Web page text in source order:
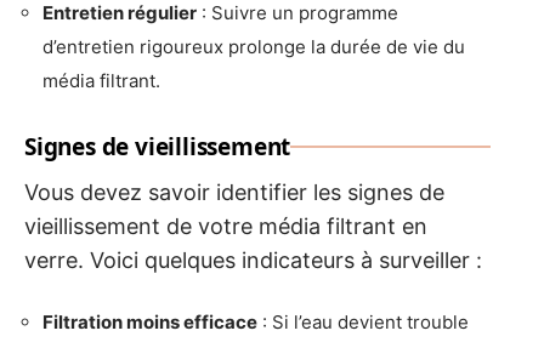
Entretien régulier : Suivre un programme
d’entretien rigoureux prolonge la durée de vie du
média filtrant.
Signes de vieillissement
Vous devez savoir identifier les signes de
vieillissement de votre média filtrant en
verre. Voici quelques indicateurs à surveiller :
Filtration moins efficace : Si l’eau devient trouble